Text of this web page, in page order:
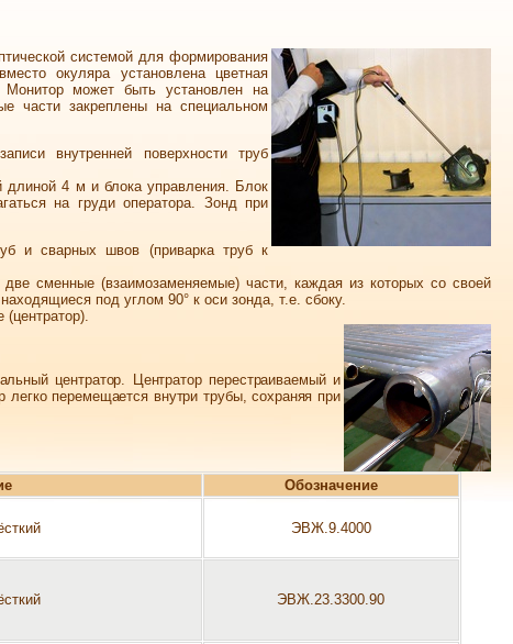
системой для формирования
окуляра установлена цветная
Монитор может быть установлен на
части закреплены на специальном
внутренней поверхности труб
длиной 4 м и блока управления. Блок
на груди оператора. Зонд при
и сварных швов (приварка труб к
сменные (взаимозаменяемые) части, каждая из которых со своей
под углом 90° к оси зонда, т.е. сбоку.
(центратор).
центратор. Центратор перестраиваемый и
перемещается внутри трубы, сохраняя при
Обозначение
ЭВЖ.9.4000
ЭВЖ.23.3300.90